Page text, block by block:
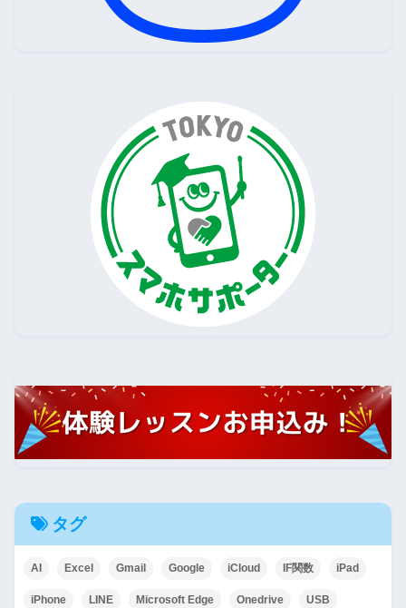
タグ
AI Excel Gmail Google iCloud IF関数 iPad
iPhone LINE Microsoft Edge Onedrive USB